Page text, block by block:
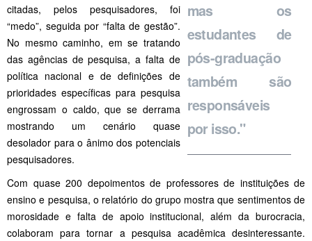
mas os
estudantes de
pós-graduação
também são
responsáveis
por isso."
citadas, pelos pesquisadores, foi
“medo”, seguida por “falta de gestão”.
No mesmo caminho, em se tratando
das agências de pesquisa, a falta de
política nacional e de definições de
prioridades específicas para pesquisa
engrossam o caldo, que se derrama
mostrando um cenário quase
desolador para o ânimo dos potenciais
pesquisadores.
Com quase 200 depoimentos de professores de instituições de
ensino e pesquisa, o relatório do grupo mostra que sentimentos de
morosidade e falta de apoio institucional, além da burocracia,
colaboram para tornar a pesquisa acadêmica desinteressante.